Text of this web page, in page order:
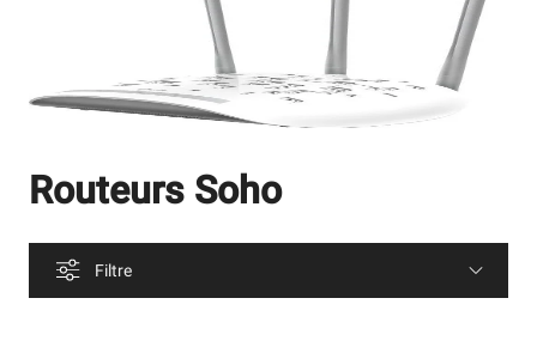
Routeurs Soho
Filtre